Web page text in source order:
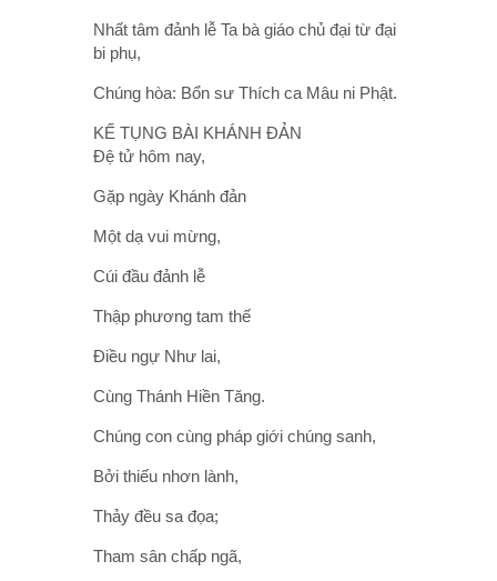
Nhất tâm đảnh lễ Ta bà giáo chủ đại từ đại
bi phụ,
Chúng hòa: Bổn sư Thích ca Mâu ni Phật.
KẾ TỤNG BÀI KHÁNH ĐẢN
Đệ tử hôm nay,
Gặp ngày Khánh đản
Một dạ vui mừng,
Cúi đầu đảnh lễ
Thập phương tam thế
Điều ngự Như lai,
Cùng Thánh Hiền Tăng.
Chúng con cùng pháp giới chúng sanh,
Bởi thiếu nhơn lành,
Thảy đều sa đọa;
Tham sân chấp ngã,